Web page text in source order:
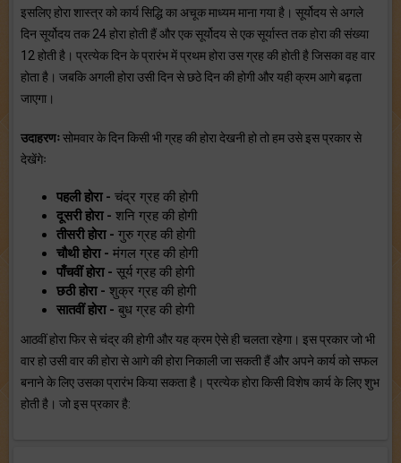
इसलिए होरा शास्त्र को कार्य सिद्धि का अचूक माध्यम माना गया है। सूर्योदय से अगले
दिन सूर्योदय तक 24 होरा होती हैं और एक सूर्योदय से एक सूर्यास्त तक होरा की संख्या
12 होती है। प्रत्येक दिन के प्रारंभ में प्रथम होरा उस ग्रह की होती है जिसका वह वार
होता है। जबकि अगली होरा उसी दिन से छठे दिन की होगी और यही क्रम आगे बढ़ता
जाएगा।
उदाहरणःसोमवार के दिन किसी भी ग्रह की होरा देखनी हो तो हम उसे इस प्रकार से
देखेंगेः
पहली होरा - चंद्र ग्रह की होगी
दूसरी होरा - शनि ग्रह की होगी
तीसरी होरा - गुरु ग्रह की होगी
चौथी होरा - मंगल ग्रह की होगी
पाँचवीं होरा - सूर्य ग्रह की होगी
छठी होरा - शुक्र ग्रह की होगी
सातवीं होरा - बुध ग्रह की होगी
आठवीं होरा फिर से चंद्र की होगी और यह क्रम ऐसे ही चलता रहेगा। इस प्रकार जो भी
वार हो उसी वार की होरा से आगे की होरा निकाली जा सकती हैं और अपने कार्य को सफल
बनाने के लिए उसका प्रारंभ किया सकता है। प्रत्येक होरा किसी विशेष कार्य के लिए शुभ
होती है। जो इस प्रकार है: